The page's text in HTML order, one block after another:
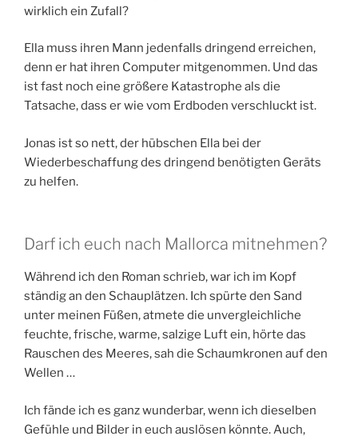
wirklich ein Zufall?
Ella muss ihren Mann jedenfalls dringend erreichen,
denn er hat ihren Computer mitgenommen. Und das
ist fast noch eine größere Katastrophe als die
Tatsache, dass er wie vom Erdboden verschluckt ist.
Jonas ist so nett, der hübschen Ella bei der
Wiederbeschaffung des dringend benötigten Geräts
zu helfen.
Darf ich euch nach Mallorca mitnehmen?
Während ich den Roman schrieb, war ich im Kopf
ständig an den Schauplätzen. Ich spürte den Sand
unter meinen Füßen, atmete die unvergleichliche
feuchte, frische, warme, salzige Luft ein, hörte das
Rauschen des Meeres, sah die Schaumkronen auf den
Wellen …
Ich fände ich es ganz wunderbar, wenn ich dieselben
Gefühle und Bilder in euch auslösen könnte. Auch,